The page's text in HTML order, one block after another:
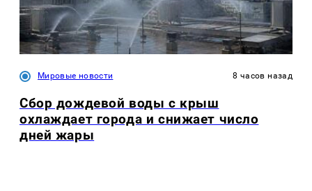
Мировые новости 8 часов назад
Сбор дождевой воды с крыш
охлаждает города и снижает число
дней жары